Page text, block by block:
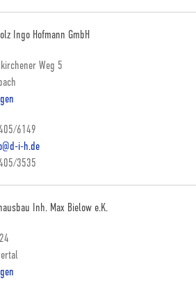
Ingo Hofmann GmbH
Weg 5
6149
i-h.de
3535
Inh. Max Bielow e.K.